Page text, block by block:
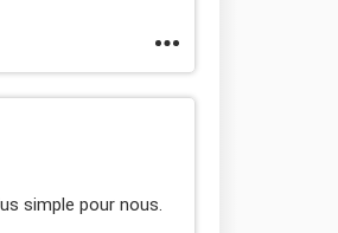
simple pour nous.